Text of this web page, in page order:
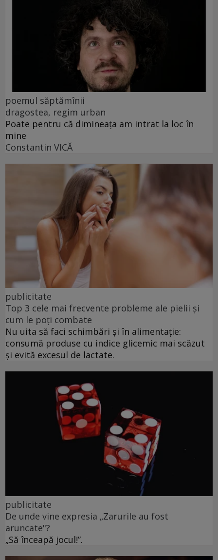
poemul săptămînii
dragostea, regim urban
Poate pentru că dimineața am intrat la loc în
mine
Constantin VICĂ
publicitate
Top 3 cele mai frecvente probleme ale pielii și
cum le poți combate
Nu uita să faci schimbări și în alimentație:
consumă produse cu indice glicemic mai scăzut
și evită excesul de lactate.
publicitate
De unde vine expresia „Zarurile au fost
aruncate"?
„Să înceapă jocul!”.